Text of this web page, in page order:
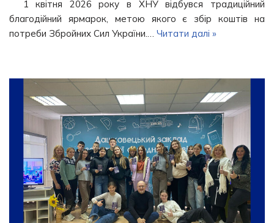
1 квітня 2026 року в ХНУ відбувся традиційний
благодійний ярмарок, метою якого є збір коштів на
потреби Збройних Сил України.… Читати далі »